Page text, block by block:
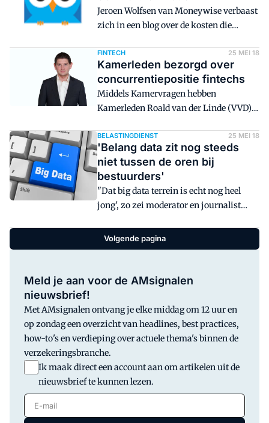
Vergadering is benoemd, zal de Raad Van
Commissarissen hem aanstellen als
Commissarissen van ABN Amro Group
N.V. en van ABN Amro Bank N.V.
Jeroen Wolfsen van Moneywise verbaast
zich in een blog over de kosten die
gegevens bij het Bureau Krediet
Registratie (BKR).
FINTECH 25 MEI 18
Kamerleden bezorgd over
concurrentiepositie fintechs
Middels Kamervragen hebben
Kamerleden Roald van der Linde (VVD)
over de ontwikkelingsmogelijkheden
voor Nederlandse fintechs. Ze zijn van
mening dat door de verdere vertraging
van de Payment Services Directment II
(PSD 2) de concurrentiepositie van
Nederlandse fintechs in het geding
BELASTINGDIENST 25 MEI 18
'Belang data zit nog steeds
niet tussen de oren bij
bestuurders'
"Dat big data terrein is echt nog heel
jong', zo zei moderator en journalist
bijeenkomst 'Big Data bij fraude en
criminaliteitsbestrijding' die was
studiecentrum Kerckebosch. Volgens één
nog steeds niet 'tussen de oren' bij
bestuurders.
Volgende pagina
Meld je aan voor de AMsignalen
nieuwsbrief!
Met AMsignalen ontvang je elke middag om 12 uur en
op zondag een overzicht van headlines, best practices,
how-to's en verdieping over actuele thema's binnen de
verzekeringsbranche.
Ik maak direct een account aan om artikelen uit de
nieuwsbrief te kunnen lezen.
E-mail